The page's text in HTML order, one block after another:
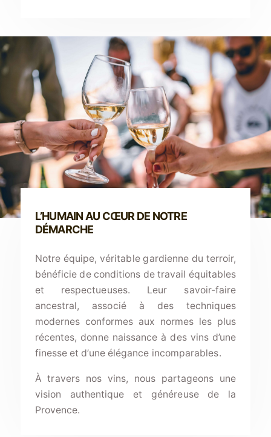
L’HUMAIN AU CŒUR DE NOTRE
DÉMARCHE
Notre équipe, véritable gardienne du terroir,
bénéficie de conditions de travail équitables
et respectueuses. Leur savoir-faire
ancestral, associé à des techniques
modernes conformes aux normes les plus
récentes, donne naissance à des vins d’une
finesse et d’une élégance incomparables.
À travers nos vins, nous partageons une
vision authentique et généreuse de la
Provence.